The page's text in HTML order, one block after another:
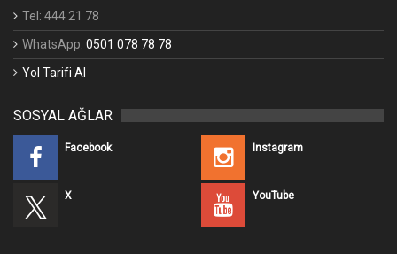
Tel: 444 21 78
WhatsApp: 0501 078 78 78
Yol Tarifi Al
SOSYAL AĞLAR
Facebook Instagram
X YouTube